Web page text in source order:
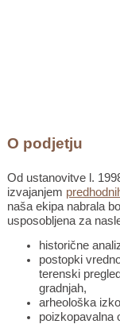
O podjetju
Od ustanovitve l.
izvajanjem
naša ekipa nabrala
usposobljena za
historične
postopki
terenski
gradnjah,
arheološka
poizkopavalna